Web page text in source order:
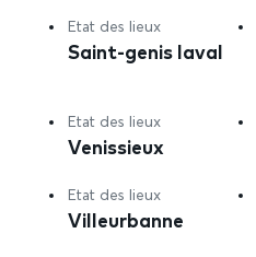
Etat des lieux
Saint-genis laval
Etat des lieux
Venissieux
Etat des lieux
Villeurbanne